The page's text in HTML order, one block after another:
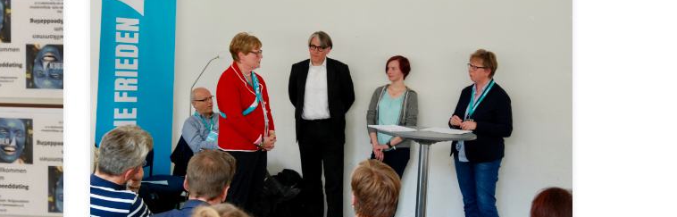
9 (F2)
050 […]
Nächstenliebe als Grundlage für ein friedvolles Miteinander Freitag 14.00 bis 15.30 Fürstenberghaus, EG,
F3, Domplatz 20-22 (5.E3) Dr. Bernd Uwe Althaus, Bundesvorsitzender der KEG, Bonn Marie-Theres
Kästner, Bundesvorsitzende der KEG, Bonn Gabriele Klingberg, Bundesvorsitzende des BKRG,
Tübingen P. Klaus Mertes SJ, Direktor des Kollegs St. Blasien -> Katholische […]